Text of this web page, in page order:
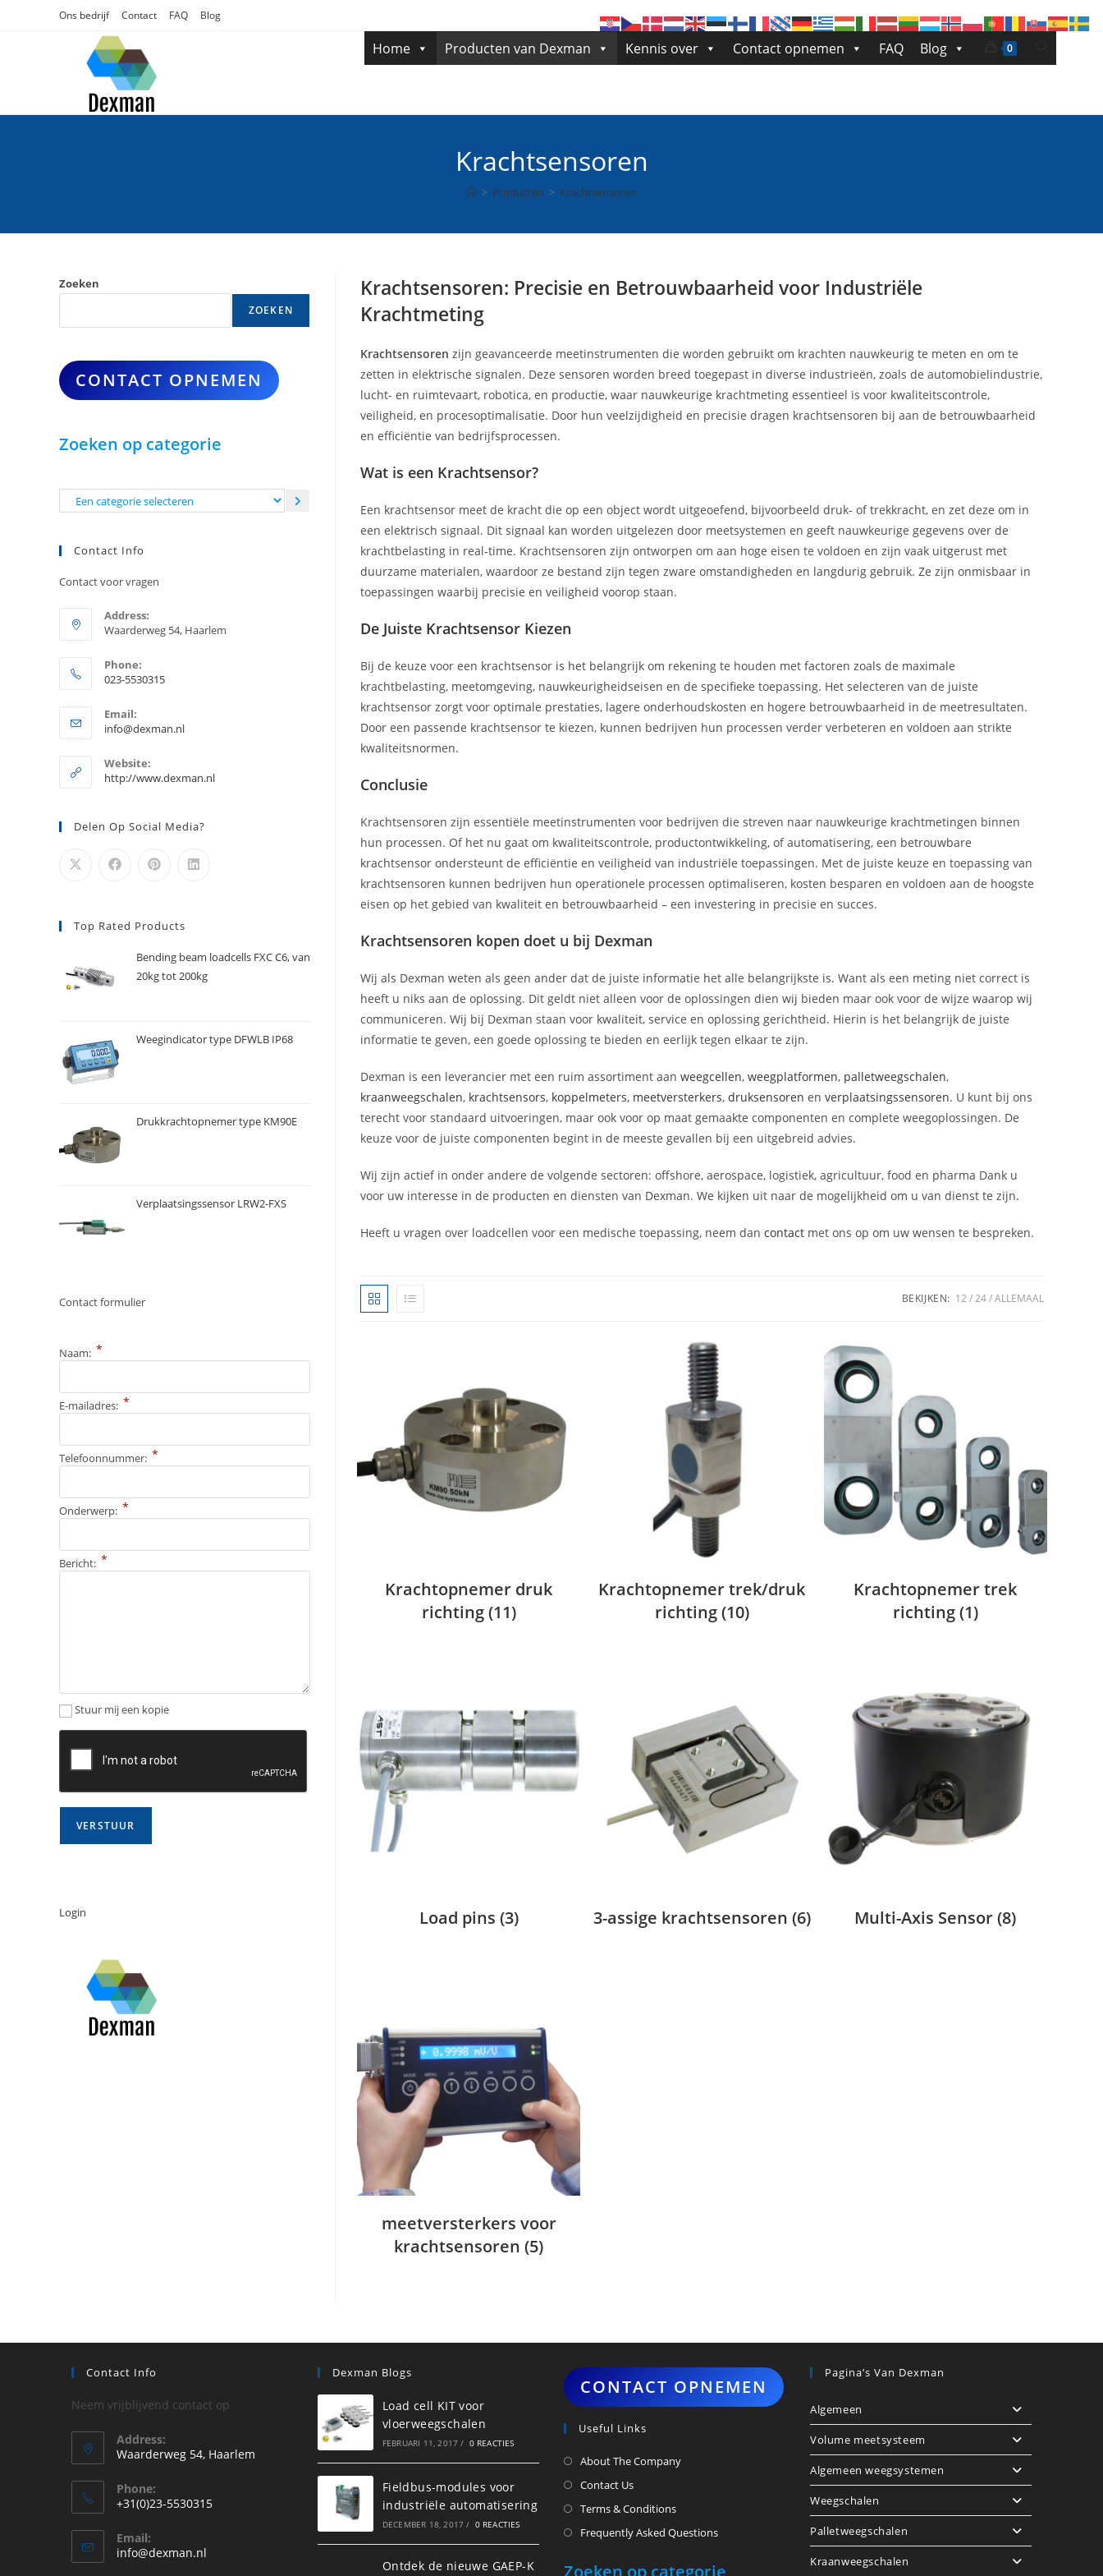
Ons bedrijf Contact FAQ Blog
Home Producten van Dexman Kennis over Contact opnemen FAQ Blog 0
zoeken
Krachtsensoren
> Producten > Krachtsensoren
Krachtsensoren: Precisie en Betrouwbaarheid voor Industriële
Krachtmeting
Krachtsensoren zijn geavanceerde meetinstrumenten die worden gebruikt om krachten nauwkeurig te meten en om te
zetten in elektrische signalen. Deze sensoren worden breed toegepast in diverse industrieën, zoals de automobielindustrie,
lucht- en ruimtevaart, robotica, en productie, waar nauwkeurige krachtmeting essentieel is voor kwaliteitscontrole,
veiligheid, en procesoptimalisatie. Door hun veelzijdigheid en precisie dragen krachtsensoren bij aan de betrouwbaarheid
en efficiëntie van bedrijfsprocessen.
Wat is een Krachtsensor?
Een krachtsensor meet de kracht die op een object wordt uitgeoefend, bijvoorbeeld druk- of trekkracht, en zet deze om in
een elektrisch signaal. Dit signaal kan worden uitgelezen door meetsystemen en geeft nauwkeurige gegevens over de
krachtbelasting in real-time. Krachtsensoren zijn ontworpen om aan hoge eisen te voldoen en zijn vaak uitgerust met
duurzame materialen, waardoor ze bestand zijn tegen zware omstandigheden en langdurig gebruik. Ze zijn onmisbaar in
toepassingen waarbij precisie en veiligheid voorop staan.
De Juiste Krachtsensor Kiezen
Bij de keuze voor een krachtsensor is het belangrijk om rekening te houden met factoren zoals de maximale
krachtbelasting, meetomgeving, nauwkeurigheidseisen en de specifieke toepassing. Het selecteren van de juiste
krachtsensor zorgt voor optimale prestaties, lagere onderhoudskosten en hogere betrouwbaarheid in de meetresultaten.
Door een passende krachtsensor te kiezen, kunnen bedrijven hun processen verder verbeteren en voldoen aan strikte
kwaliteitsnormen.
Conclusie
Krachtsensoren zijn essentiële meetinstrumenten voor bedrijven die streven naar nauwkeurige krachtmetingen binnen
hun processen. Of het nu gaat om kwaliteitscontrole, productontwikkeling, of automatisering, een betrouwbare
krachtsensor ondersteunt de efficiëntie en veiligheid van industriële toepassingen. Met de juiste keuze en toepassing van
krachtsensoren kunnen bedrijven hun operationele processen optimaliseren, kosten besparen en voldoen aan de hoogste
eisen op het gebied van kwaliteit en betrouwbaarheid – een investering in precisie en succes.
Krachtsensoren kopen doet u bij Dexman
Wij als Dexman weten als geen ander dat de juiste informatie het alle belangrijkste is. Want als een meting niet correct is
heeft u niks aan de oplossing. Dit geldt niet alleen voor de oplossingen dien wij bieden maar ook voor de wijze waarop wij
communiceren. Wij bij Dexman staan voor kwaliteit, service en oplossing gerichtheid. Hierin is het belangrijk de juiste
informatie te geven, een goede oplossing te bieden en eerlijk tegen elkaar te zijn.
Dexman is een leverancier met een ruim assortiment aan weegcellen, weegplatformen, palletweegschalen,
kraanweegschalen, krachtsensors, koppelmeters, meetversterkers, druksensoren en verplaatsingssensoren. U kunt bij ons
terecht voor standaard uitvoeringen, maar ook voor op maat gemaakte componenten en complete weegoplossingen. De
keuze voor de juiste componenten begint in de meeste gevallen bij een uitgebreid advies.
Wij zijn actief in onder andere de volgende sectoren: offshore, aerospace, logistiek, agricultuur, food en pharma Dank u
voor uw interesse in de producten en diensten van Dexman. We kijken uit naar de mogelijkheid om u van dienst te zijn.
Heeft u vragen over loadcellen voor een medische toepassing, neem dan contact met ons op om uw wensen te bespreken.
BEKIJKEN: 12 24 ALLEMAAL
Krachtopnemer druk
richting(11)
Krachtopnemer trek/druk
richting(10)
Krachtopnemer trek
richting(1)
Load pins (3) 3-assige krachtsensoren (6) Multi-Axis Sensor(8)
meetversterkers voor
krachtsensoren(5)
Zoeken
ZOEKEN
CONTACT OPNEMEN
Zoeken op categorie
Een
Contact Info
Contact voor vragen
Address:
Waarderweg 54, Haarlem
Phone:
023-5530315
in
je
toepassing
Email:
info@dexman.nlOpent
toepassing
Website:
http://www.dexman.nl
Delen Op Social Media?
Top Rated Products
Bending beam loadcells FXC C6, van
20kg tot 200kg
Weegindicator type DFWLB IP68
Drukkrachtopnemer type KM90E
Verplaatsingssensor LRW2-FXS
Contact formulier
Naam: *
E-mailadres: *
Telefoonnummer: *
Onderwerp: *
Bericht: *
Stuur mij een kopie
Login
Contact Info
Neem vrijblijvend contact op
Address:
Waarderweg 54, Haarlem
Phone:
+31(0)23-5530315
in
je
Email:
info@dexman.nl
Dexman Blogs
Load cell KIT voor
vloerweegschalen
FEBRUARI 11, 2017 / 0 REACTIES
Fieldbus-modules voor
industriële automatisering
DECEMBER 18, 2017 / 0 REACTIES
Ontdek de nieuwe GAEP-K
CONTACT OPNEMEN
Useful Links
About The Company
Contact Us
Terms & Conditions
Frequently Asked Questions
Zoeken op categorie
Pagina’s Van Dexman
Algemeen
Volume meetsysteem
Algemeen weegsystemen
Weegschalen
Palletweegschalen
Kraanweegschalen